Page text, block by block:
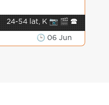
24-54 lat, K 📷 🎬 🕿
🕒 06 Jun